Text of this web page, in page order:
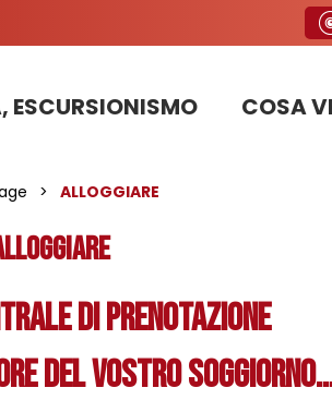
ESCURSIONISMO COSA
> ALLOGGIARE
di prenotazione
del vostro